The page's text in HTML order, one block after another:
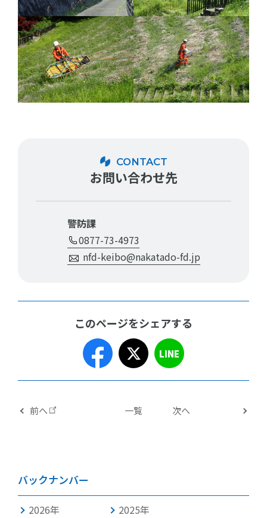
お問い合わせ先
CONTACT
警防課
0877-73-4973
nfd-keibo@nakatado-fd.jp
このページをシェアする
LINE
前へ 一覧 次へ
バックナンバー
2026年
2025年